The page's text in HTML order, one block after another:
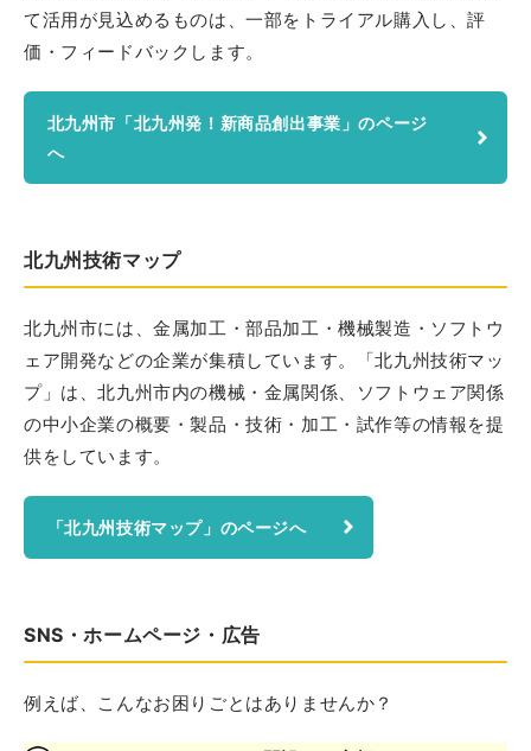
て活用が見込めるものは、一部をトライアル購入し、評
価・フィードバックします。
北九州市「北九州発！新商品創出事業」のページ
へ
北九州技術マップ
北九州市には、金属加工・部品加工・機械製造・ソフトウ
ェア開発などの企業が集積しています。「北九州技術マッ
プ」は、北九州市内の機械・金属関係、ソフトウェア関係
の中小企業の概要・製品・技術・加工・試作等の情報を提
供をしています。
「北九州技術マップ」のページへ
SNS・ホームページ・広告
例えば、こんなお困りごとはありませんか？